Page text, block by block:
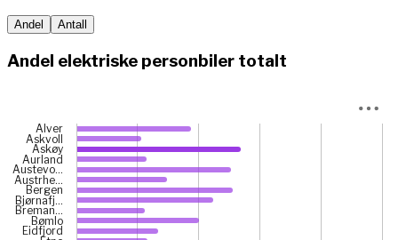
Andel Antall
Andel elektriske personbiler totalt
Bar chart with 43 bars.
View as data table, Chart
The chart has 1 X axis displaying categories.
The chart has 1 Y axis displaying prosent. Data ranges
Alver
Askøy
Austevo…
Bergen
Breman…
Eidfjord
Askvoll
Aurland
Austrhe…
Bjørnafj…
Bømlo